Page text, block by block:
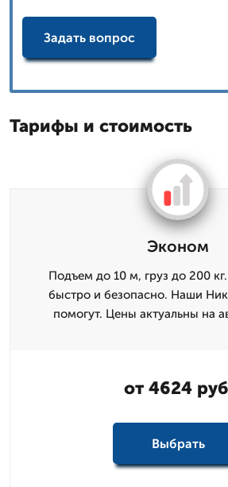
Задать вопрос
Тарифы и стоимость
Эконом
Подъем до 10 м, груз до 200
быстро и безопасно. Наши
помогут. Цены актуальны на
от 4624
Выбрать